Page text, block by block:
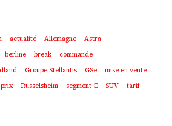
actualité Allemagne
Astra
berline break
commande
Groupe Stellantis GSe
mise en vente
prix Rüsselsheim segment C SUV
tarif